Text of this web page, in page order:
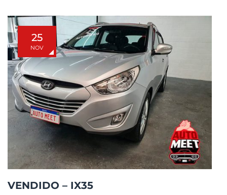
25
NOV
VENDIDO – IX35